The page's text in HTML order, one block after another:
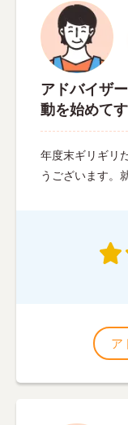
アドバイザ
動を始めて
年度末ギリギリ
うございます。
ア